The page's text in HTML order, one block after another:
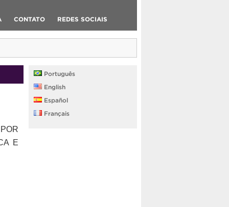
CONTATO REDES SOCIAIS
E
Português
English
Español
Français